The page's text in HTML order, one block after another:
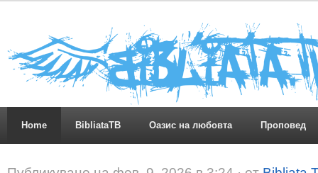
Home BibliataTB Оазис на любовта Проповед